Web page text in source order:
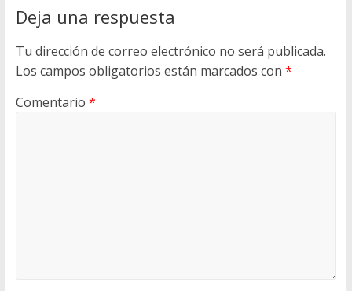
Deja una respuesta
Tu dirección de correo electrónico no será publicada.
Los campos obligatorios están marcados con *
Comentario *